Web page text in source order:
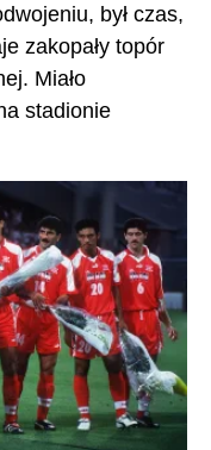
był czas,
zakopały topór
Miało
stadionie